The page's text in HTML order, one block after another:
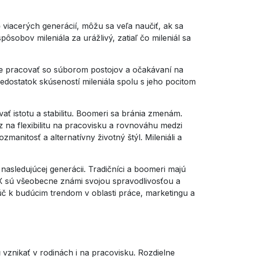
generácií, môžu sa veľa naučiť, ak sa
mileniála za urážlivý, zatiaľ čo mileniál sa
pracovať so súborom postojov a očakávaní na
skúseností mileniála spolu s jeho pocitom
istotu a stabilitu. Boomeri sa bránia zmenám.
na flexibilitu na pracovisku a rovnováhu medzi
a alternatívny životný štýl. Mileniáli a
generácii. Tradičníci a boomeri majú
všeobecne známi svojou spravodlivosťou a
k budúcim trendom v oblasti práce, marketingu a
v rodinách i na pracovisku. Rozdielne